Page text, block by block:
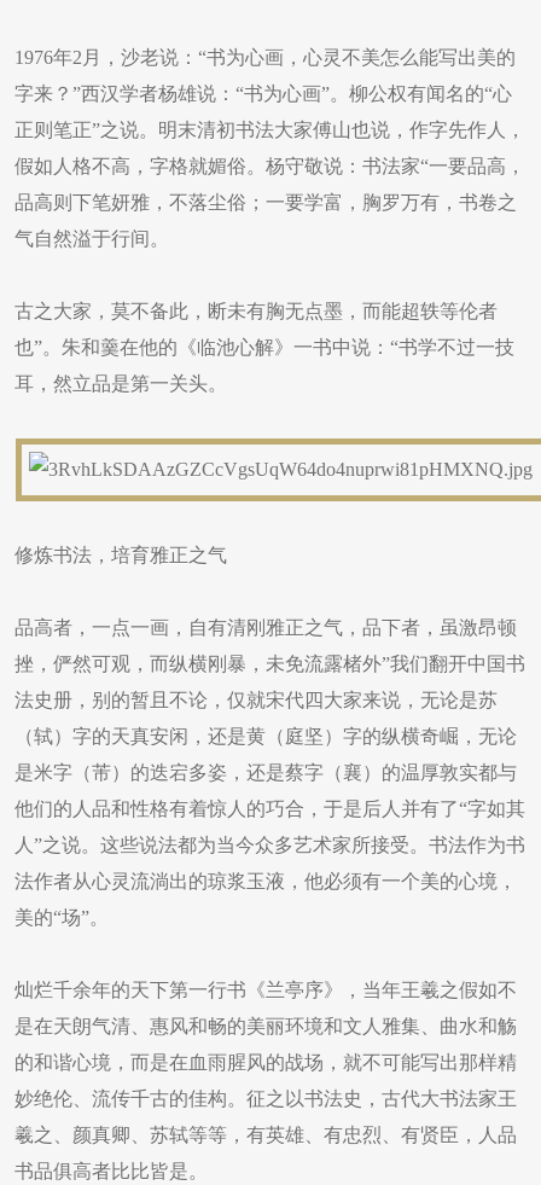
1976年2月，沙老说：“书为心画，心灵不美怎么能写出美的
字来？”西汉学者杨雄说：“书为心画”。柳公权有闻名的“心
正则笔正”之说。明末清初书法大家傅山也说，作字先作人，
假如人格不高，字格就媚俗。杨守敬说：书法家“一要品高，
品高则下笔妍雅，不落尘俗；一要学富，胸罗万有，书卷之
气自然溢于行间。
古之大家，莫不备此，断未有胸无点墨，而能超轶等伦者
也”。朱和羹在他的《临池心解》一书中说：“书学不过一技
耳，然立品是第一关头。
修炼书法，培育雅正之气
品高者，一点一画，自有清刚雅正之气，品下者，虽激昂顿
挫，俨然可观，而纵横刚暴，未免流露楮外”我们翻开中国书
法史册，别的暂且不论，仅就宋代四大家来说，无论是苏
（轼）字的天真安闲，还是黄（庭坚）字的纵横奇崛，无论
是米字（芾）的迭宕多姿，还是蔡字（襄）的温厚敦实都与
他们的人品和性格有着惊人的巧合，于是后人并有了“字如其
人”之说。这些说法都为当今众多艺术家所接受。书法作为书
法作者从心灵流淌出的琼浆玉液，他必须有一个美的心境，
美的“场”。
灿烂千余年的天下第一行书《兰亭序》，当年王羲之假如不
是在天朗气清、惠风和畅的美丽环境和文人雅集、曲水和觞
的和谐心境，而是在血雨腥风的战场，就不可能写出那样精
妙绝伦、流传千古的佳构。征之以书法史，古代大书法家王
羲之、颜真卿、苏轼等等，有英雄、有忠烈、有贤臣，人品
书品俱高者比比皆是。